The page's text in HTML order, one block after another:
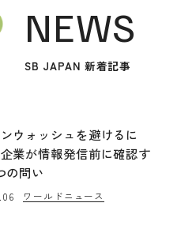
NEWS
SB JAPAN 新着記事
ウォッシュを避けるに
業が情報発信前に確認す
の問い
ワールドニュース